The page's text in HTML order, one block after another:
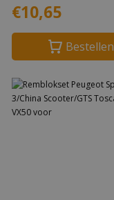
€10,65
Bestellen